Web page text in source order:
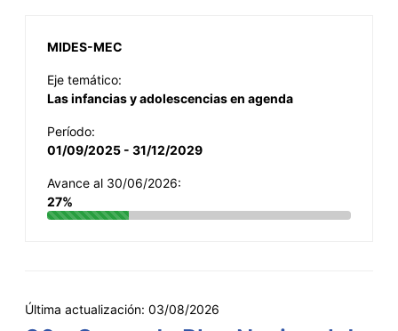
MIDES-MEC
Eje temático:
Las infancias y adolescencias en agenda
Período:
01/09/2025 - 31/12/2029
Avance al 30/06/2026:
27%
Última actualización: 03/08/2026